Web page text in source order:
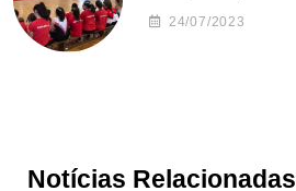
24/07/2023
Notícias Relacionadas